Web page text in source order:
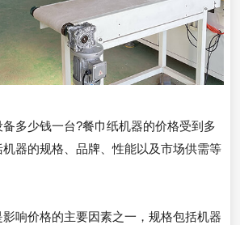
多少钱一台?餐巾纸机器的价格受到多
器的规格、品牌、性能以及市场供需等
响价格的主要因素之一，规格包括机器